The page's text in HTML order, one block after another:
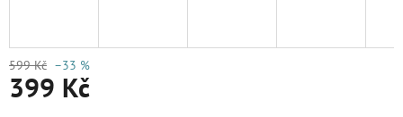
599 Kč –33 %
399 Kč